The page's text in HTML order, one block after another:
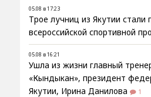
05.08 в 17:23
Трое лучниц из Якутии стали
всероссийской спортивной
05.08 в 16:21
Ушла из жизни главный
«Кындыкан», президент
Якутии, Ирина Данилова
1